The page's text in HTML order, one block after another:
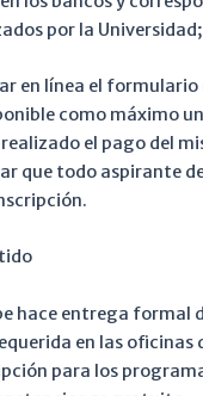
por la Universidad;
en línea el
como máximo
el pago del
que todo aspirante
hace entrega formal
en las oficinas
para los